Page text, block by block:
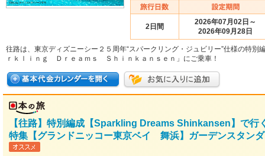
2日間
2026年07月02日～
2026年09月28日
往路は、東京ディズニーシー２５周年“スパークリング・ジュビリー”仕様の特別
ｒｋｌｉｎｇ Ｄｒｅａｍｓ Ｓｈｉｎｋａｎｓｅｎ」にご乗車！
【往路】特別編成【Sparkling Dreams Shinkansen】で行
特集【グランドニッコー東京ベイ 舞浜】ガーデンスタン